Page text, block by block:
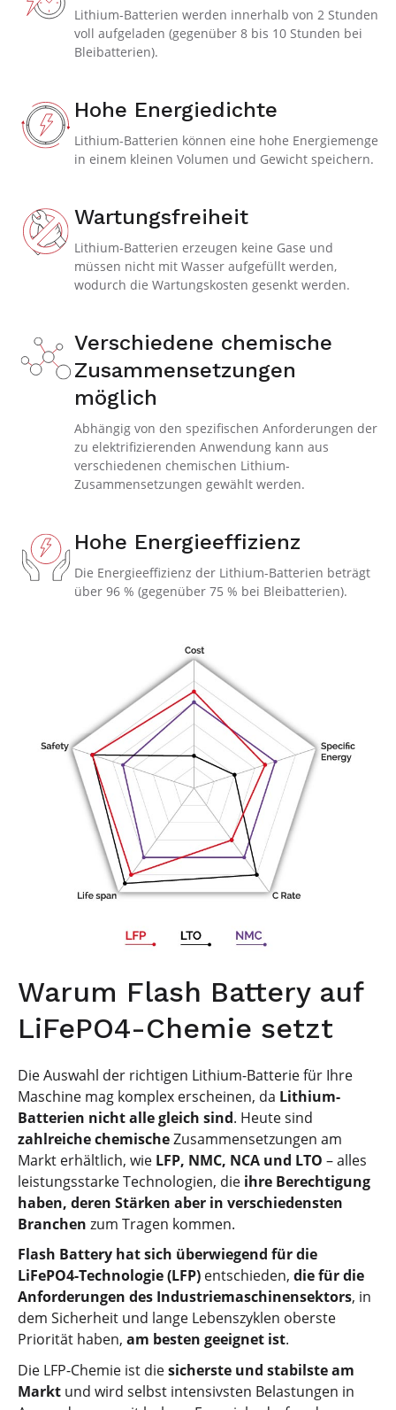
Lithium-Batterien werden innerhalb von 2 Stunden
voll aufgeladen (gegenüber 8 bis 10 Stunden bei
Bleibatterien).
Hohe Energiedichte
Lithium-Batterien können eine hohe Energiemenge
in einem kleinen Volumen und Gewicht speichern.
Wartungsfreiheit
Lithium-Batterien erzeugen keine Gase und
müssen nicht mit Wasser aufgefüllt werden,
wodurch die Wartungskosten gesenkt werden.
Verschiedene chemische
Zusammensetzungen
möglich
Abhängig von den spezifischen Anforderungen der
zu elektrifizierenden Anwendung kann aus
verschiedenen chemischen Lithium-
Zusammensetzungen gewählt werden.
Hohe Energieeffizienz
Die Energieeffizienz der Lithium-Batterien beträgt
über 96 % (gegenüber 75 % bei Bleibatterien).
Warum Flash Battery auf
LiFePO4-Chemie setzt
Die Auswahl der richtigen Lithium-Batterie für Ihre
Maschine mag komplex erscheinen, da Lithium-
Batterien nicht alle gleich sind. Heute sind
zahlreiche chemischeZusammensetzungen am
Markt erhältlich, wie LFP, NMC, NCA und LTO – alles
leistungsstarke Technologien, die ihre Berechtigung
haben, deren Stärken aber in verschiedensten
Branchen zum Tragen kommen.
Flash Battery hat sich überwiegend für die
LiFePO4-Technologie (LFP) entschieden, die für die
Anforderungen des Industriemaschinensektors, in
dem Sicherheit und lange Lebenszyklen oberste
Priorität haben, am besten geeignet ist.
Die LFP-Chemie ist diesicherste und stabilste am
Markt und wird selbst intensivsten Belastungen in